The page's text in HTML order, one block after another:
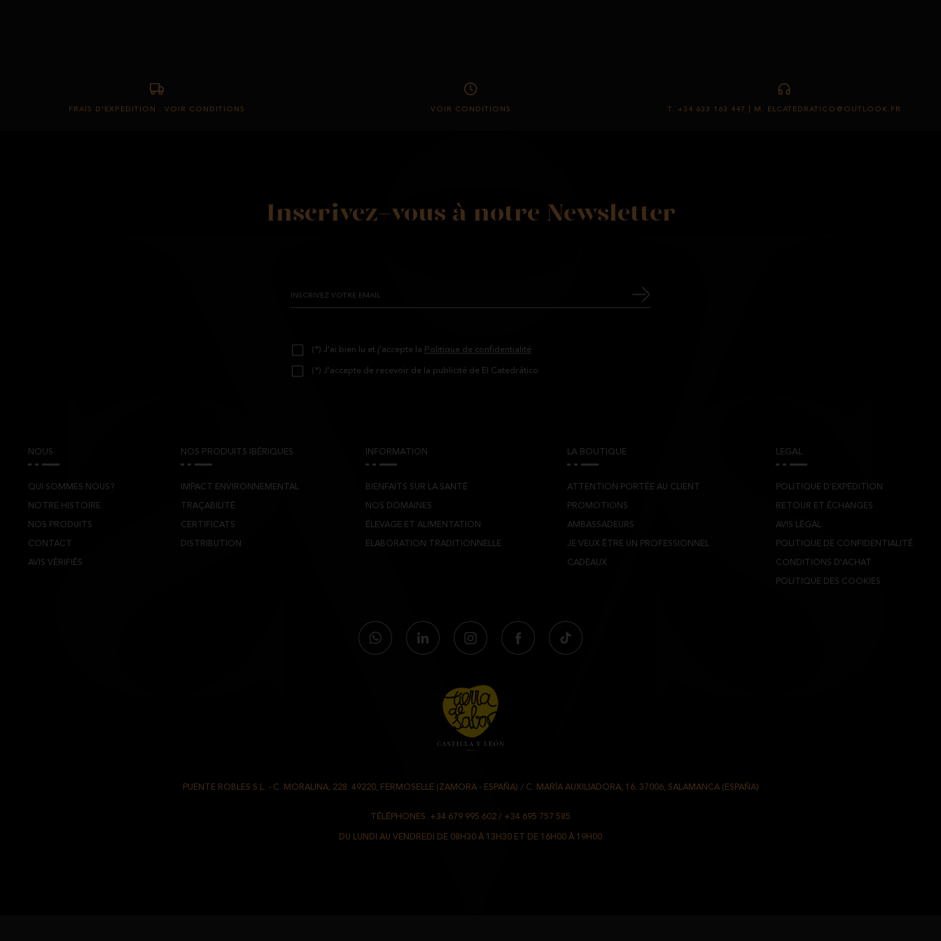
FRAIS D'EXPEDITION : VOIR CONDITIONS VOIR CONDITIONS T. +34 633 163 447 | M. ELCATEDRATICO@OUTLOOK.FR
Inscrivez-vous à notre Newsletter
(*) J'ai bien lu et j'accepte la Politique de confidentialité
(*) J'accepte de recevoir de la publicité de El Catedrático
NOUS
QUI SOMMES NOUS?
NOTRE HISTOIRE
NOS PRODUITS
CONTACT
AVIS VÉRIFIÉS
NOS PRODUITS IBÉRIQUES
IMPACT ENVIRONNEMENTAL
TRAÇABILITÉ
CERTIFICATS
DISTRIBUTION
INFORMATION
BIENFAITS SUR LA SANTÉ
NOS DOMAINES
ÉLEVAGE ET ALIMENTATION
ELABORATION TRADITIONNELLE
LA BOUTIQUE
ATTENTION PORTÉE AU CLIENT
PROMOTIONS
AMBASSADEURS
JE VEUX ÊTRE UN PROFESSIONNEL
CADEAUX
LEGAL
POLITIQUE D'EXPÉDITION
RETOUR ET ÉCHANGES
AVIS LÉGAL
POLITIQUE DE CONFIDENTIALITÉ
CONDITIONS D'ACHAT
POLITIQUE DES COOKIES
PUENTE ROBLES S.L. -C. MORALINA, 228. 49220, FERMOSELLE (ZAMORA - ESPAÑA) /C. MARÍA AUXILIADORA, 16. 37006, SALAMANCA (ESPAÑA)
TÉLÉPHONES. +34 679 995 602 / +34 695 757 585
DU LUNDI AU VENDREDI DE 08H30 À 13H30 ET DE 16H00 À 19H00